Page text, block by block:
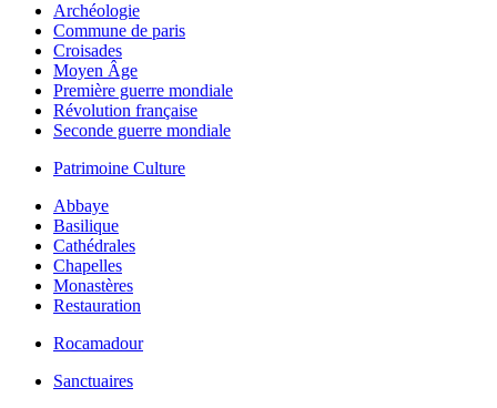
Archéologie
Commune de paris
Croisades
Moyen Âge
Première guerre mondiale
Révolution française
Seconde guerre mondiale
Patrimoine Culture
Abbaye
Basilique
Cathédrales
Chapelles
Monastères
Restauration
Rocamadour
Sanctuaires